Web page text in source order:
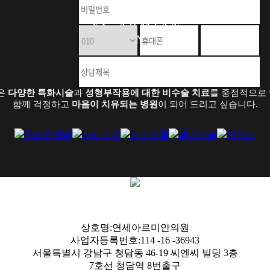
Y S - A R M I A N
C L I N I C
다양한 특화시술과 성형부작용에 대한 비수술 치료를 중점적으로
함께 걱정하고 마음이 치유되는 병원 이 되어 드리고 싶습니다.
상호명:연세아르미안의원
사업자등록번호:114 -16 -36943
서울특별시 강남구 청담동 46-19 씨엔씨 빌딩 3층
7호선 청담역 8번출구